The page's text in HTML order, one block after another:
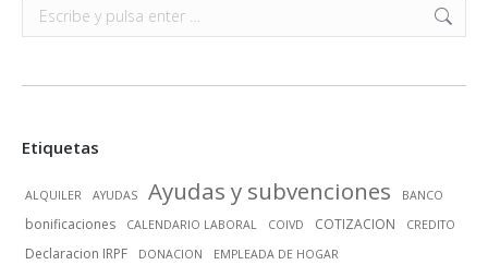
Buscar:
Etiquetas
ALQUILER AYUDAS Ayudas y subvenciones BANCO
bonificaciones CALENDARIO LABORAL COIVD COTIZACION CREDITO
Declaracion IRPF DONACION EMPLEADA DE HOGAR